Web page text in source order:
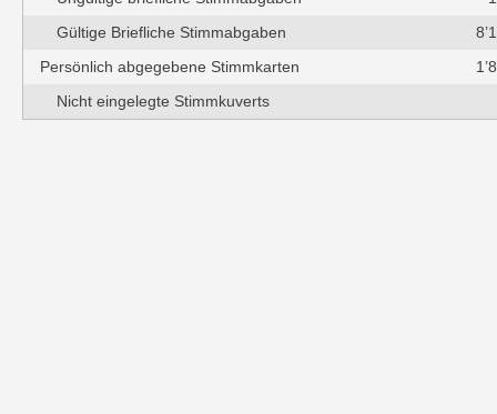
Gültige Briefliche Stimmabgaben
Persönlich abgegebene Stimmkarten
Nicht eingelegte Stimmkuverts